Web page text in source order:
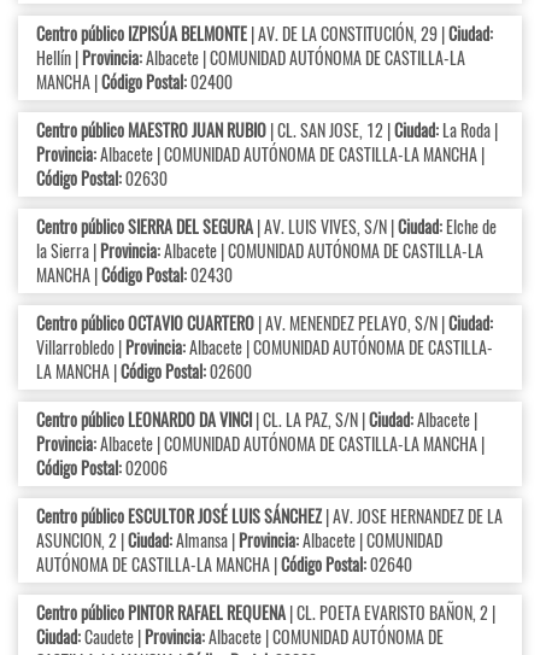
Centro público IZPISÚA BELMONTE| AV. DE LA CONSTITUCIÓN, 29 |Ciudad:
Hellín |Provincia:Albacete | COMUNIDAD AUTÓNOMA DE CASTILLA-LA
MANCHA |Código Postal:02400
Centro público MAESTRO JUAN RUBIO| CL. SAN JOSE, 12 |Ciudad:La Roda |
Provincia:Albacete | COMUNIDAD AUTÓNOMA DE CASTILLA-LA MANCHA |
Código Postal:02630
Centro público SIERRA DEL SEGURA| AV. LUIS VIVES, S/N |Ciudad:Elche de
la Sierra |Provincia:Albacete | COMUNIDAD AUTÓNOMA DE CASTILLA-LA
MANCHA |Código Postal:02430
Centro público OCTAVIO CUARTERO| AV. MENENDEZ PELAYO, S/N |Ciudad:
Villarrobledo |Provincia:Albacete | COMUNIDAD AUTÓNOMA DE CASTILLA-
LA MANCHA |Código Postal:02600
Centro público LEONARDO DA VINCI| CL. LA PAZ, S/N |Ciudad:Albacete |
Provincia:Albacete | COMUNIDAD AUTÓNOMA DE CASTILLA-LA MANCHA |
Código Postal:02006
Centro público ESCULTOR JOSÉ LUIS SÁNCHEZ| AV. JOSE HERNANDEZ DE LA
ASUNCION, 2 |Ciudad:Almansa |Provincia:Albacete | COMUNIDAD
AUTÓNOMA DE CASTILLA-LA MANCHA |Código Postal:02640
Centro público PINTOR RAFAEL REQUENA| CL. POETA EVARISTO BAÑON, 2 |
Ciudad:Caudete |Provincia:Albacete | COMUNIDAD AUTÓNOMA DE